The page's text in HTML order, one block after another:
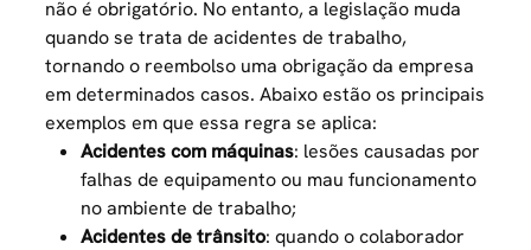
não é obrigatório. No entanto, a legislação muda
quando se trata de acidentes de trabalho,
tornando o reembolso uma obrigação da empresa
em determinados casos. Abaixo estão os principais
exemplos em que essa regra se aplica:
Acidentes com máquinas: lesões causadas por
falhas de equipamento ou mau funcionamento
no ambiente de trabalho;
Acidentes de trânsito: quando o colaborador